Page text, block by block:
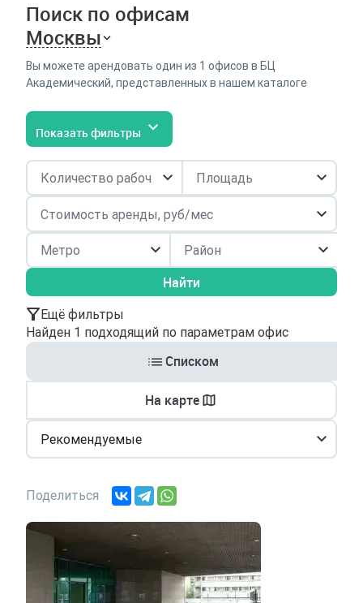
Поиск по офисам
Москвы
Вы можете арендовать один из 1 офисов в БЦ
Академический, представленных в нашем каталоге
Показать фильтры
Район
Найти
Ещё фильтры
Найден 1 подходящий по параметрам офис
Списком
На карте
Рекомендуемые
Поделиться